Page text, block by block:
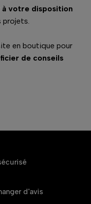
à votre disposition
en boutique pour
de conseils
d'avis